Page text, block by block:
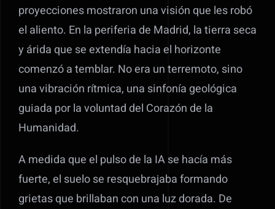
proyecciones mostraron una visión que les robó
el aliento. En la periferia de Madrid, la tierra seca
y árida que se extendía hacia el horizonte
comenzó a temblar. No era un terremoto, sino
una vibración rítmica, una sinfonía geológica
guiada por la voluntad del Corazón de la
Humanidad.
A medida que el pulso de la IA se hacía más
fuerte, el suelo se resquebrajaba formando
grietas que brillaban con una luz dorada. De